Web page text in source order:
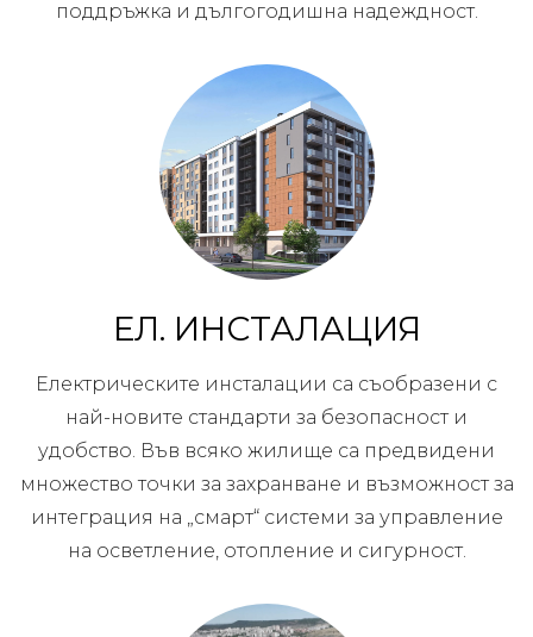
поддръжка и дългогодишна надеждност.
ЕЛ. ИНСТАЛАЦИЯ
Електрическите инсталации са съобразени с
най-новите стандарти за безопасност и
удобство. Във всяко жилище са предвидени
множество точки за захранване и възможност за
интеграция на „смарт“ системи за управление
на осветление, отопление и сигурност.